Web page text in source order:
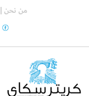
من نحن |